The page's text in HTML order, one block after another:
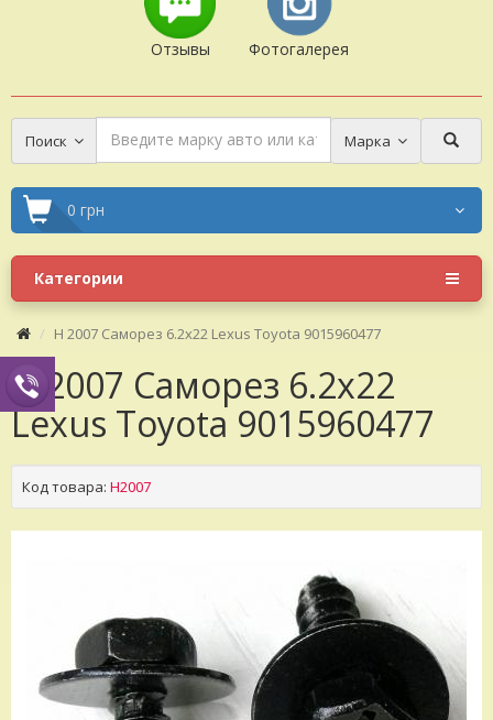
Отзывы Фотогалерея
Поиск Марка
0 грн
Категории
H 2007 Саморез 6.2x22 Lexus Toyota 9015960477
H 2007 Саморез 6.2x22
Lexus Toyota 9015960477
Код товара: H2007